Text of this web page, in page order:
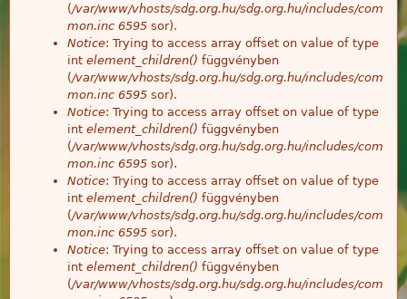
(/var/www/vhosts/sdg.org.hu/sdg.org.hu/includes/com
mon.inc 6595 sor).
Notice: Trying to access array offset on value of type
int element_children() függvényben
(/var/www/vhosts/sdg.org.hu/sdg.org.hu/includes/com
mon.inc 6595 sor).
Notice: Trying to access array offset on value of type
int element_children() függvényben
(/var/www/vhosts/sdg.org.hu/sdg.org.hu/includes/com
mon.inc 6595 sor).
Notice: Trying to access array offset on value of type
int element_children() függvényben
(/var/www/vhosts/sdg.org.hu/sdg.org.hu/includes/com
mon.inc 6595 sor).
Notice: Trying to access array offset on value of type
int element_children() függvényben
(/var/www/vhosts/sdg.org.hu/sdg.org.hu/includes/com